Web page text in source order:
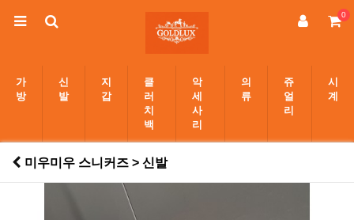
0
가
방
신
발
지
갑
클
러
치
백
악
세
사
리
의
류
쥬
얼
리
시
계
미우미우 스니커즈 > 신발